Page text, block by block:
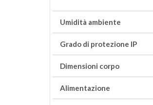
Umidità ambiente
Grado di protezione IP
Dimensioni corpo
Alimentazione